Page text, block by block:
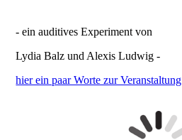
- ein auditives Experiment von
Lydia Balz und Alexis Ludwig -
hier ein paar Worte zur Veranstaltung